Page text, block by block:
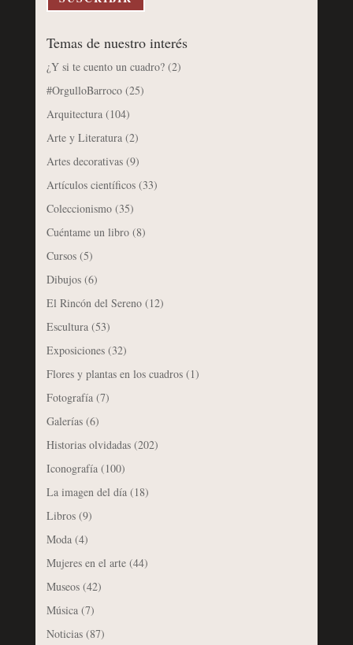
Temas de nuestro interés
¿Y si te cuento un cuadro?(2)
#OrgulloBarroco(25)
Arquitectura(104)
Arte y Literatura(2)
Artes decorativas(9)
Artículos científicos(33)
Coleccionismo(35)
Cuéntame un libro(8)
Cursos(5)
Dibujos(6)
El Rincón del Sereno(12)
Escultura(53)
Exposiciones(32)
Flores y plantas en los cuadros(1)
Fotografía(7)
Galerías(6)
Historias olvidadas(202)
Iconografía(100)
La imagen del día(18)
Libros(9)
Moda(4)
Mujeres en el arte(44)
Museos(42)
Música(7)
Noticias(87)